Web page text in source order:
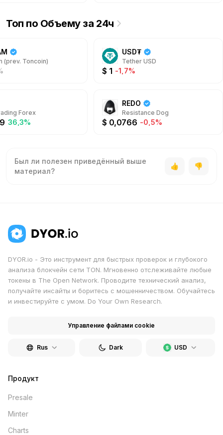
Топ по Объему за 24ч
(prev. Toncoin)
USD₮
Tether USD
$ 1 -1,7%
Forex
36,3%
REDO
Resistance Dog
$ 0,0766 -0,5%
Был ли полезен приведённый выше
материал?
DYOR.io - Это инструмент для быстрых проверок и глубокого
анализа блокчейн сети TON. Мгновенно отслеживайте любые
токены в The Open Network. Проводите технический анализ,
получайте инсайты и боритесь с мошенничеством. Обучайтесь
и инвестируйте с умом. Do Your Own Research.
Управление файлами cookie
Rus USD
Dark
Продукт
Presale
Minter
Charts